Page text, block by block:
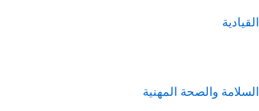
القيادية
السلامة والصحة المهنية